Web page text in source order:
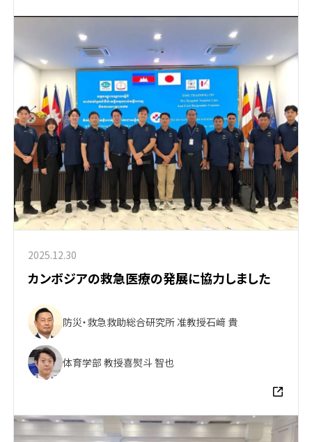
2025.12.30
カンボジアの救急医療の発展に協力しました
防災・救急救助総合研究所 准教授石﨑 貴
体育学部 教授喜熨斗 智也